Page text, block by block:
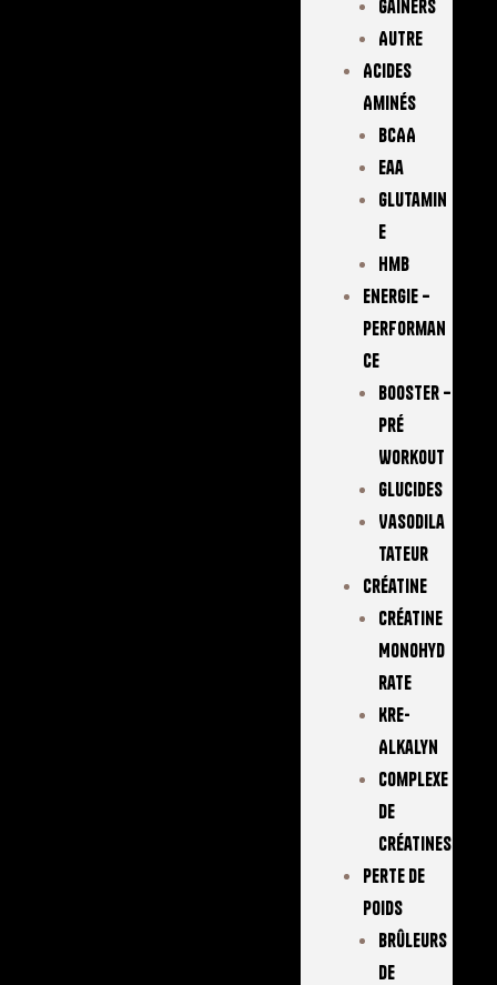
Gainers
Autre
Acides
Aminés
BCAA
Eaa
Glutamin
E
Hmb
Energie –
Performan
Ce
Booster –
Pré
Workout
Glucides
Vasodila
Tateur
Créatine
Créatine
Monohyd
Rate
Kre-
Alkalyn
Complexe
De
Créatines
Perte De
Poids
Brûleurs
De